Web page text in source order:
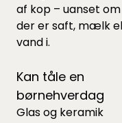
af kop – uanset om
der er saft, mælk
vand i.
Kan tåle en
børnehverdag
Glas og keramik